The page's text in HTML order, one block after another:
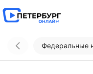
Федеральные